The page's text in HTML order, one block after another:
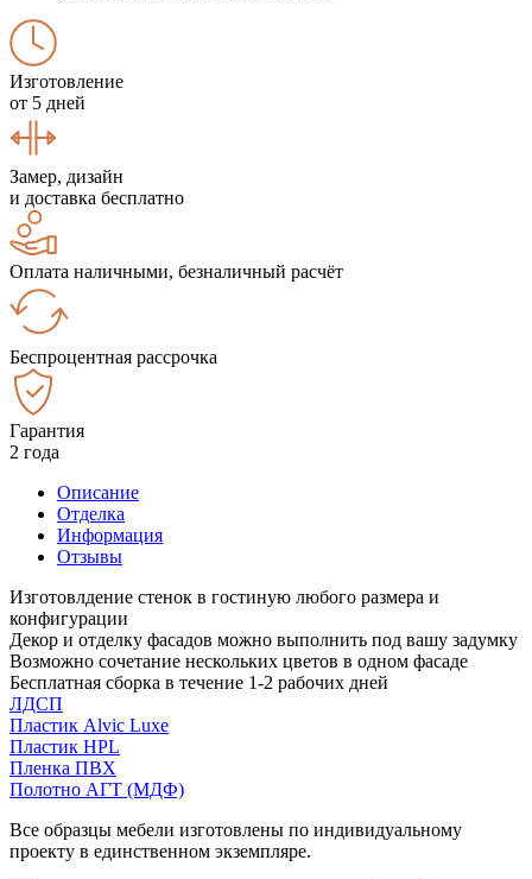
Изготовление
от 5 дней
Замер, дизайн
и доставка бесплатно
Оплата наличными, безналичный расчёт
Беспроцентная рассрочка
Гарантия
2 года
Описание
Отделка
Информация
Отзывы
Изготовлдение стенок в гостиную любого размера и
конфигурации
Декор и отделку фасадов можно выполнить под вашу задумку
Возможно сочетание нескольких цветов в одном фасаде
Бесплатная сборка в течение 1-2 рабочих дней
ЛДСП
Пластик Alvic Luxe
Пластик HPL
Пленка ПВХ
Полотно АГТ (МДФ)
Все образцы мебели изготовлены по индивидуальному
проекту в единственном экземпляре.